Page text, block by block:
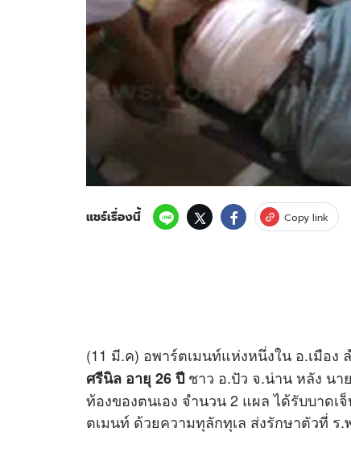
สงวนลิขสิทธิ์ © บริษัท อิมเมจ ฟิวเจอร์ (ประเทศไทย) จำกัด
แชร์เรื่องนี้ Copy link
(11 มี.ค) อพาร์ตเมนท์แห่งหนึ่งใน อ.เมือง
ศรีนิล อายุ 26 ปี ชาว อ.ปัว จ.น่าน หลัง น
ท้องของตนเอง จำนวน 2 แผล ได้รับบาด
ตเมนท์ ด้วยความทุลักทุเล ส่งรักษาตัวที่ ร.